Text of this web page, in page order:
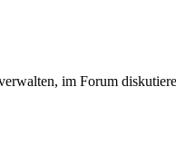
im Forum